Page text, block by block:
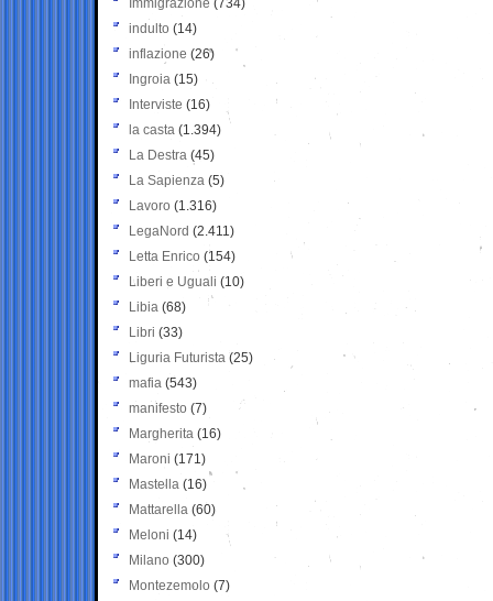
Immigrazione (734)
indulto (14)
inflazione (26)
Ingroia (15)
Interviste (16)
la casta (1.394)
La Destra (45)
La Sapienza (5)
Lavoro (1.316)
LegaNord (2.411)
Letta Enrico (154)
Liberi e Uguali (10)
Libia (68)
Libri (33)
Liguria Futurista (25)
mafia (543)
manifesto (7)
Margherita (16)
Maroni (171)
Mastella (16)
Mattarella (60)
Meloni (14)
Milano (300)
Montezemolo (7)